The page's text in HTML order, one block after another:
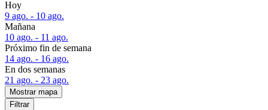
Hoy
9 ago. - 10 ago.
Mañana
10 ago. - 11 ago.
Próximo fin de semana
14 ago. - 16 ago.
En dos semanas
21 ago. - 23 ago.
Mostrar mapa
Filtrar